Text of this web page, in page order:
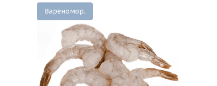
Варёномор.